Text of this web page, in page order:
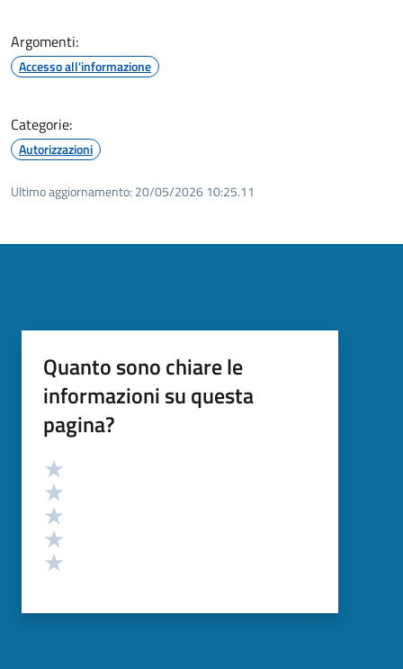
Argomenti:
Accesso all'informazione
Categorie:
Autorizzazioni
Ultimo aggiornamento: 20/05/2026 10:25.11
Quanto sono chiare le
informazioni su questa
pagina?
Valutazione